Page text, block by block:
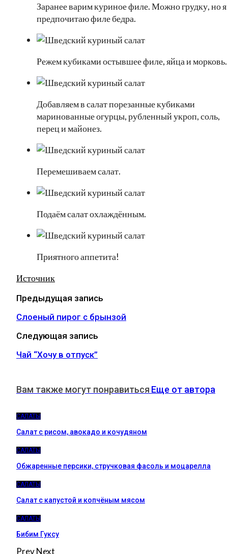
Заранее варим куриное филе. Можно грудку, но я
предпочитаю филе бедра.
Режем кубиками остывшее филе, яйца и морковь.
Добавляем в салат порезанные кубиками
маринованные огурцы, рубленный укроп, соль,
перец и майонез.
Перемешиваем салат.
Подаём салат охлаждённым.
Приятного аппетита!
Источник
Предыдущая запись
Слоеный пирог с брынзой
Следующая запись
Чай “Хочу в отпуск”
Вам также могут понравиться Еще от автора
САЛАТЫ
Салат с рисом, авокадо и кочудяном
САЛАТЫ
Обжаренные персики, стручковая фасоль и моцарелла
САЛАТЫ
Салат с капустой и копчёным мясом
САЛАТЫ
Бибим Гуксу
PrevNext